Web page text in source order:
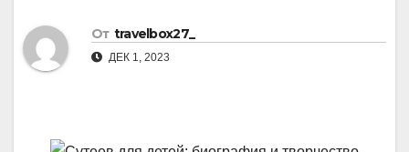
От travelbox27_
ДЕК 1, 2023